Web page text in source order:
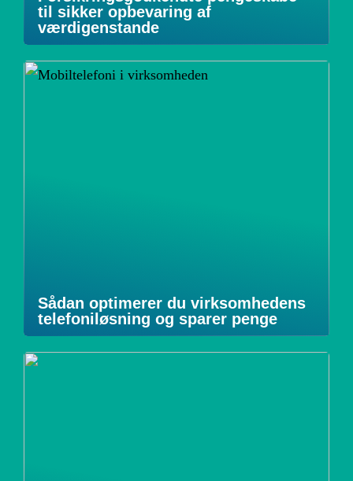
til sikker opbevaring af
værdigenstande
Sådan optimerer du virksomhedens
telefoniløsning og sparer penge